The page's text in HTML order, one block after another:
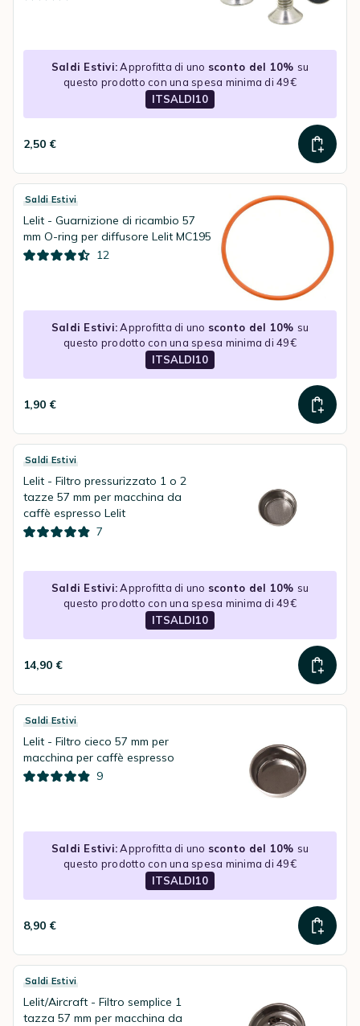
Saldi Estivi:Approfitta di uno sconto del 10% su
questo prodotto con una spesa minima di 49€
ITSALDI10
2,50 €
Saldi Estivi
Lelit - Guarnizione di ricambio 57
mm O-ring per diffusore Lelit MC195
12
Saldi Estivi:Approfitta di uno sconto del 10% su
questo prodotto con una spesa minima di 49€
ITSALDI10
1,90 €
Saldi Estivi
Lelit - Filtro pressurizzato 1 o 2
tazze 57 mm per macchina da
caffè espresso Lelit
7
Saldi Estivi:Approfitta di uno sconto del 10% su
questo prodotto con una spesa minima di 49€
ITSALDI10
14,90 €
Saldi Estivi
Lelit - Filtro cieco 57 mm per
macchina per caffè espresso
9
Saldi Estivi:Approfitta di uno sconto del 10% su
questo prodotto con una spesa minima di 49€
ITSALDI10
8,90 €
Saldi Estivi
Lelit/Aircraft - Filtro semplice 1
tazza 57 mm per macchina da